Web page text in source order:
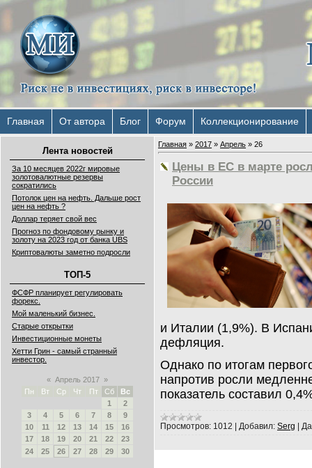
Главная От автора Блог Форум Коллекционирование
Лента новостей
За 10 месяцев 2022г мировые
золотовалютные резервы
сократились
Потолок цен на нефть. Дальше рост
цен на нефть ?
Доллар теряет свой вес
Прогноз по фондовому рынку и
золоту на 2023 год от банка UBS
Криптовалюты заметно подросли
ТОП-5
ФСФР планирует регулировать
форекс.
Мой маленький бизнес.
Старые открытки
Инвестиционные монеты
Хетти Грин - самый странный
инвестор.
« Апрель 2017 »
Пн
Вт Ср Чт Пт Сб
Вс
1
2
3
4 5 6 7 8
9
10
11 12 13 14 15
16
17
18 19 20 21 22
23
24
25 26 27 28 29 30
Главная » 2017 » Апрель » 26
Цены в ЕС в марте
России
и Италии (1,9%). В
дефляция.
Однако по итогам
напротив росли
показатель составил
Просмотров: 1012 Добавил: Serg